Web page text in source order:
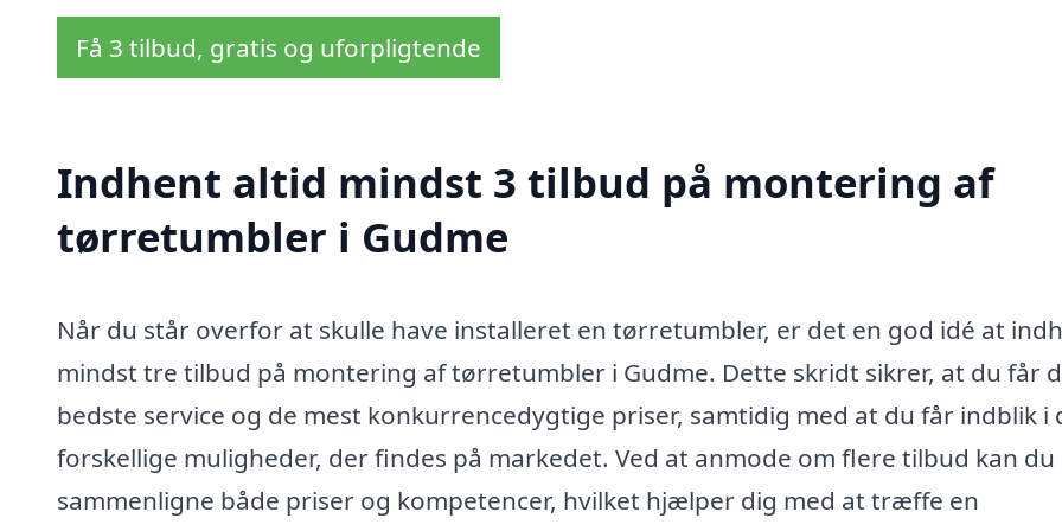
Få 3 tilbud, gratis og uforpligtende
Indhent altid mindst 3 tilbud på montering af
tørretumbler i Gudme
Når du står overfor at skulle have installeret en tørretumbler, er det en god idé at
mindst tre tilbud på montering af tørretumbler i Gudme. Dette skridt sikrer, at du får
bedste service og de mest konkurrencedygtige priser, samtidig med at du får indblik i
forskellige muligheder, der findes på markedet. Ved at anmode om flere tilbud kan du
sammenligne både priser og kompetencer, hvilket hjælper dig med at træffe en